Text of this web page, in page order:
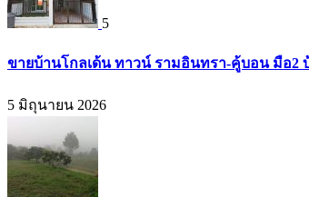
5
ขายบ้านโกลเด้น ทาวน์ รามอินทรา-คู้บอน มือ2
5 มิถุนายน 2026